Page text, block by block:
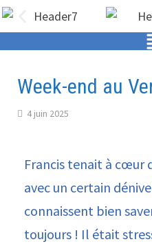
Week-end au
4 juin 2025
Francis tenait à cœur
avec un certain
connaissent bien
toujours ! Il était